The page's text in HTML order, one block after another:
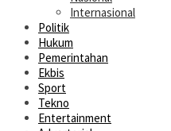
Internasional
Politik
Hukum
Pemerintahan
Ekbis
Sport
Tekno
Entertainment